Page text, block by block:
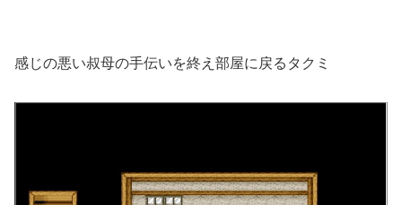
感じの悪い叔母の手伝いを終え部屋に戻るタクミ